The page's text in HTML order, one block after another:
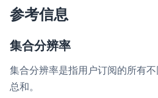
参考信息
集合分辨率
集合分辨率是指用户订阅的所有
总和。